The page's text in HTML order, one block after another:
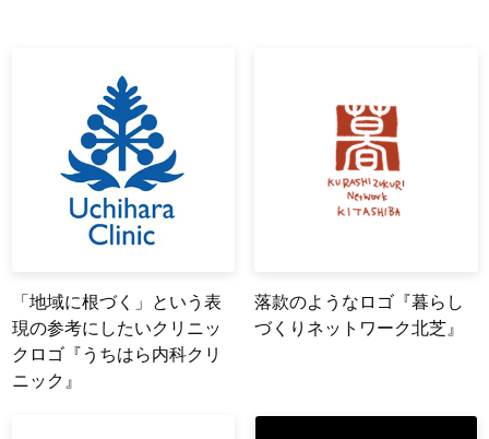
「地域に根づく」という表
現の参考にしたいクリニッ
クロゴ『うちはら内科クリ
ニック』
落款のようなロゴ『暮らし
づくりネットワーク北芝』